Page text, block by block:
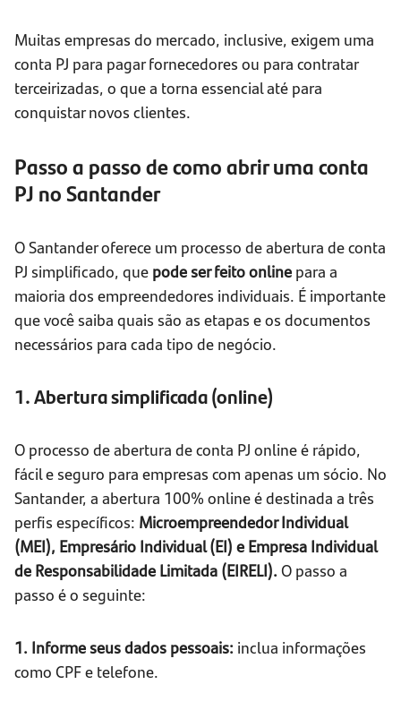
Muitas empresas do mercado, inclusive, exigem uma
conta PJ para pagar fornecedores ou para contratar
terceirizadas, o que a torna essencial até para
conquistar novos clientes.
Passo a passo de como abrir uma conta
PJ no Santander
O Santander oferece um processo de abertura de conta
PJ simplificado, que pode ser feito online para a
maioria dos empreendedores individuais. É importante
que você saiba quais são as etapas e os documentos
necessários para cada tipo de negócio.
1. Abertura simplificada (online)
O processo de abertura de conta PJ online é rápido,
fácil e seguro para empresas com apenas um sócio. No
Santander, a abertura 100% online é destinada a três
perfis específicos: Microempreendedor Individual
(MEI), Empresário Individual (EI) e Empresa Individual
de Responsabilidade Limitada (EIRELI). O passo a
passo é o seguinte:
1. Informe seus dados pessoais: inclua informações
como CPF e telefone.